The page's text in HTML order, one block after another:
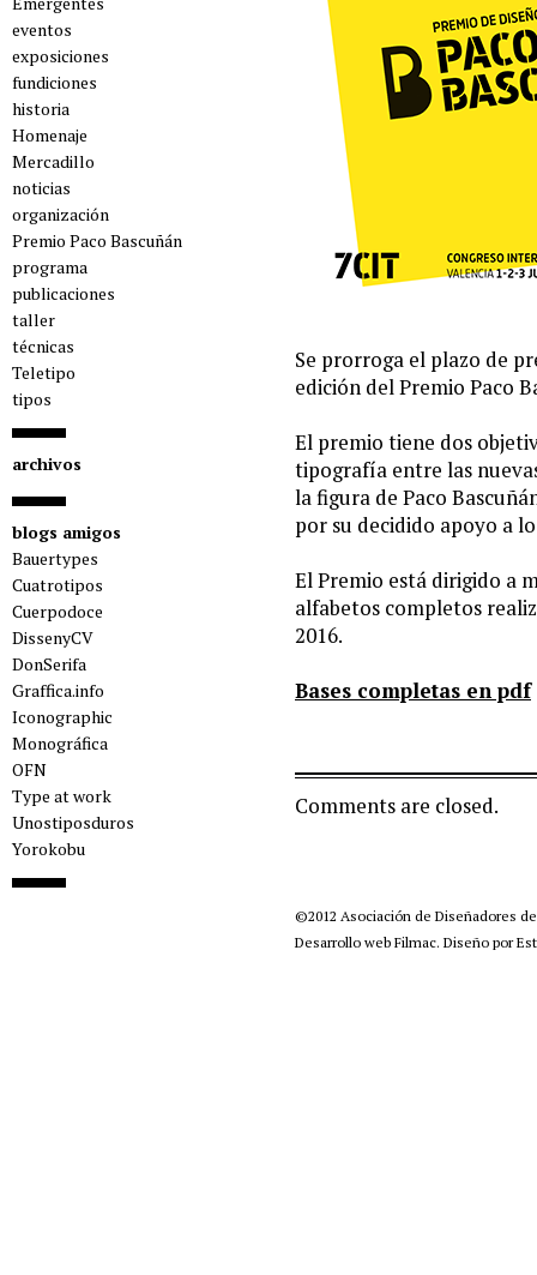
eventos
exposiciones
fundiciones
historia
Homenaje
Mercadillo
noticias
organización
Premio Paco Bascuñán
programa
publicaciones
taller
técnicas
Teletipo
tipos
archivos
blogs amigos
Bauertypes
Cuatrotipos
Cuerpodoce
DissenyCV
DonSerifa
Graffica.info
Iconographic
Monográfica
OFN
Type at work
Unostiposduros
Yorokobu
Se prorroga el plazo de
edición del Premio Paco
El premio tiene dos
tipografía entre las
la figura de Paco
por su decidido apoyo a
El Premio está dirigido a
alfabetos completos
2016.
Bases completas en pdf
Comments are closed.
©2012 Asociación de Diseñadores
Desarrollo web Filmac. Diseño por